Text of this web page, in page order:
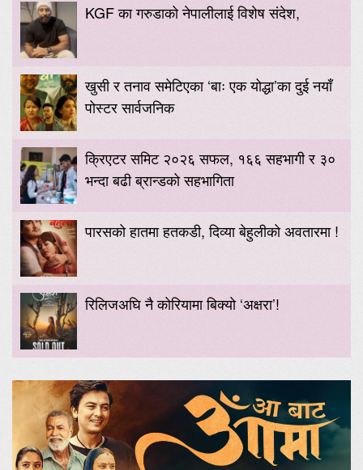
KGF का गरुडाको नेपालीलाई विशेष संदेश,
खुसी र तनाव समेटिएका ‘बाः एक योद्धा’का दुई नयाँ
पोस्टर सार्वजनिक
क्रिएटर समिट २०२६ सफल, १६६ सहभागी र ३०
भन्दा बढी ब्रान्डको सहभागिता
पारसको हातमा हतकडी, दिव्या बेहुलीको अवतारमा !
रिलिजअघि नै कोरियामा बिक्यो ‘अक्षरा’!